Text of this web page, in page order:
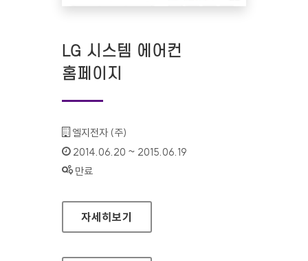
LG 시스템 에어컨
홈페이지
기관명 :
엘지전자 (주)
인증기간 :
2014.06.20 ~ 2015.06.19
상태 :
만료
LG 시스템 에어컨 홈페이지
자세히보기